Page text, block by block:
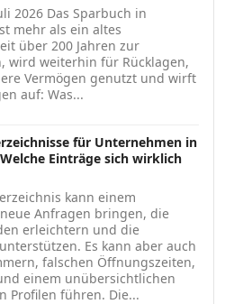
2026 Das Sparbuch in
mehr als ein altes
über 200 Jahren zur
wird weiterhin für Rücklagen,
Vermögen genutzt und wirft
auf: Was...
für Unternehmen in
Einträge sich wirklich
kann einem
Anfragen bringen, die
erleichtern und die
Es kann aber auch
falschen Öffnungszeiten,
einem unübersichtlichen
Profilen führen. Die...